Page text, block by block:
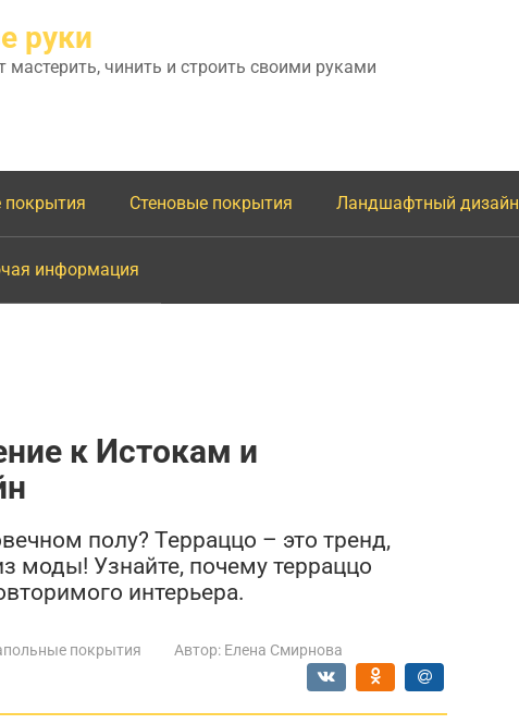
руки
мастерить, чинить и строить своими руками
Стеновые покрытия Ландшафтный дизайн
информация
к Истокам и
полу? Терраццо – это тренд,
моды! Узнайте, почему терраццо
интерьера.
покрытия Автор: Елена Смирнова